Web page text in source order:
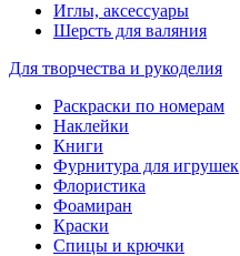
Иглы, аксессуары
Шерсть для валяния
Для творчества и рукоделия
Раскраски по номерам
Наклейки
Книги
Фурнитура для игрушек
Флористика
Фоамиран
Краски
Спицы и крючки